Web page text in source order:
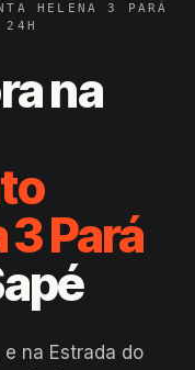
HELENA 3 PARÁ
na
Pará
na Estrada do